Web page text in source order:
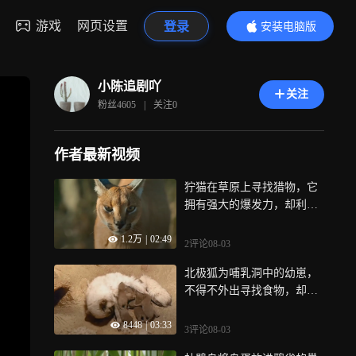
游戏 网页设置 登录
安装电脑版
内容更精彩
小陈追剧吖
粉丝4605 | 关注0
关注
作者最新视频
1.2万 02:49
狞猫在草原上寻找猎物，它
拥有强大的爆发力，却利用
2评论08-03
8448 | 03:33
北极狐为哺乳洞中的幼崽，
不得不外出寻找食物，却只
3评论08-03